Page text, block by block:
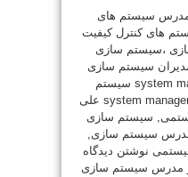
سیستم های
های کنترل کیفیت
،سیستم سازی
سیستم سازی
system management by Ali Khooyeh سیستم
سازی system management by Ali Khooyeh علی
سیستمی, سیستم سازی
سیستم سازی,
نوشتن دیدگاه
و مدرس سیستم سازی